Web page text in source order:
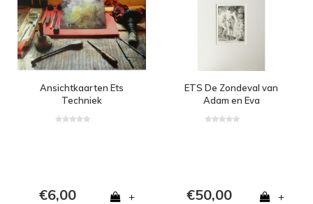
Ansichtkaarten Ets
Techniek
€6,00 +
ETS De Zondeval van
Adam en Eva
€50,00 +